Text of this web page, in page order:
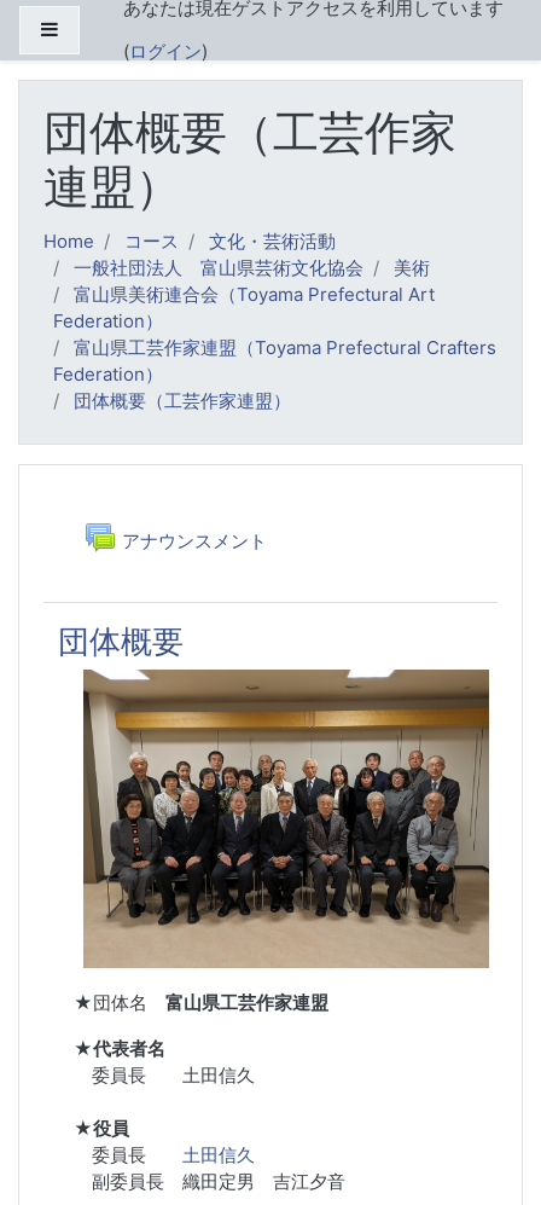
メインコンテンツへスキップする
あなたは現在ゲストアクセスを利用しています
(ログイン)
団体概要（工芸作家
連盟）
Home コース
文化・芸術活動
一般社団法人 富山県芸術文化協会
美術
富山県美術連合会（Toyama Prefectural Art
Federation）
富山県工芸作家連盟（Toyama Prefectural Crafters
Federation）
団体概要（工芸作家連盟）
トピックアウトライン
一般 アナウンスメントフォーラム
団体概要
★団体名 富山県工芸作家連盟
★代表者名
委員長 土田信久
★役員
委員長 土田信久
副委員長 織田定男 吉江夕音